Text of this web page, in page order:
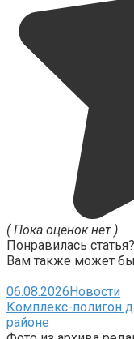
( Пока оценок нет )
Понравилась
Вам также может
06.08.2026Новости
Комплекс-полигон
районе